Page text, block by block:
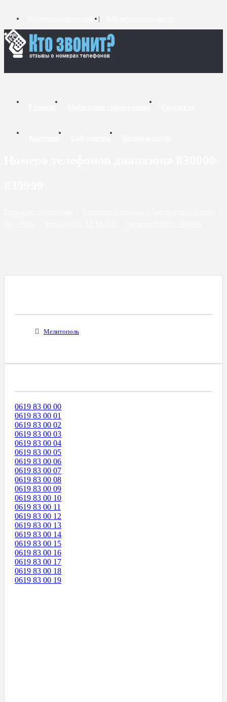
Мелитополь
0619 83 00 00
0619 83 00 01
0619 83 00 02
0619 83 00 03
0619 83 00 04
0619 83 00 05
0619 83 00 06
0619 83 00 07
0619 83 00 08
0619 83 00 09
0619 83 00 10
0619 83 00 11
0619 83 00 12
0619 83 00 13
0619 83 00 14
0619 83 00 15
0619 83 00 16
0619 83 00 17
0619 83 00 18
0619 83 00 19